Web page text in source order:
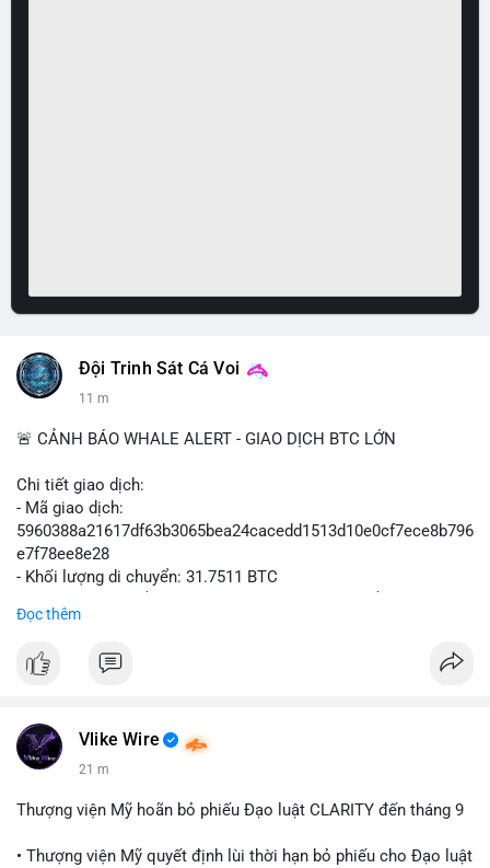
Đội Trinh Sát Cá Voi
11 m
🚨 CẢNH BÁO WHALE ALERT - GIAO DỊCH BTC LỚN
Chi tiết giao dịch:
- Mã giao dịch:
5960388a21617df63b3065bea24cacedd1513d10e0cf7ece8b796
e7f78ee8e28
- Khối lượng di chuyển: 31.7511 BTC
USD)
Đọc thêm
Vlike Wire
21 m
Thượng viện Mỹ hoãn bỏ phiếu Đạo luật CLARITY đến tháng 9
• Thượng viện Mỹ quyết định lùi thời hạn bỏ phiếu cho Đạo luật